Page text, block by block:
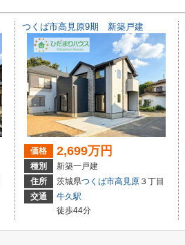
つくば市高見原9期 新築戸建
価格 2,699万円
種別
新築一戸建
住所
茨城県つくば市高見原 ３丁目
交通
牛久駅
徒歩44分